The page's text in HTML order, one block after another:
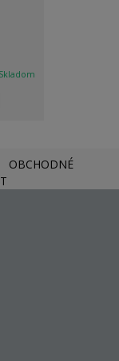
Skladom
OBCHODNÉ